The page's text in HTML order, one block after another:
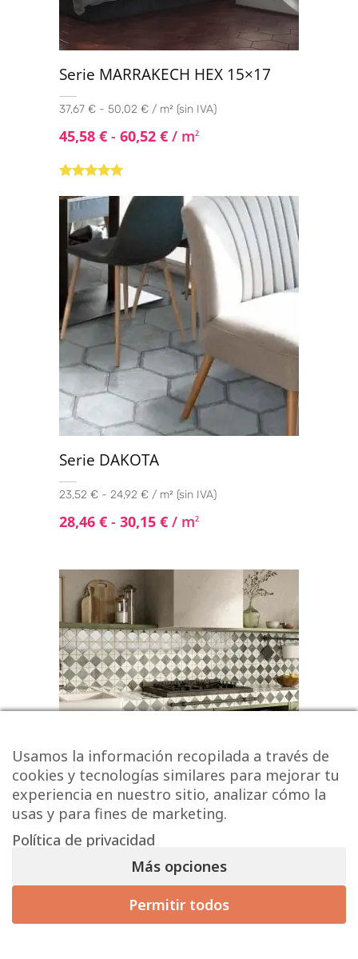
Serie MARRAKECH HEX 15×17
37,67 € - 50,02 € / m² (sin IVA)
45,58 € - 60,52 € / m2
5.00de 5
Serie DAKOTA
23,52 € - 24,92 € / m² (sin IVA)
28,46 € - 30,15 € / m2
Serie Francisco Segarra FS ARLES
35,50 € / m² (sin IVA)
/ m
Usamos la información recopilada a través de
cookies y tecnologías similares para mejorar tu
experiencia en nuestro sitio, analizar cómo la
usas y para fines de marketing.
Política de privacidad
Más opciones
Permitir todos